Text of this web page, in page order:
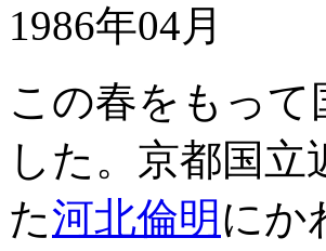
1986年04月
この春をもっ
した。京都国
た河北倫明 にか